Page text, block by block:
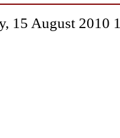
15 August 2010